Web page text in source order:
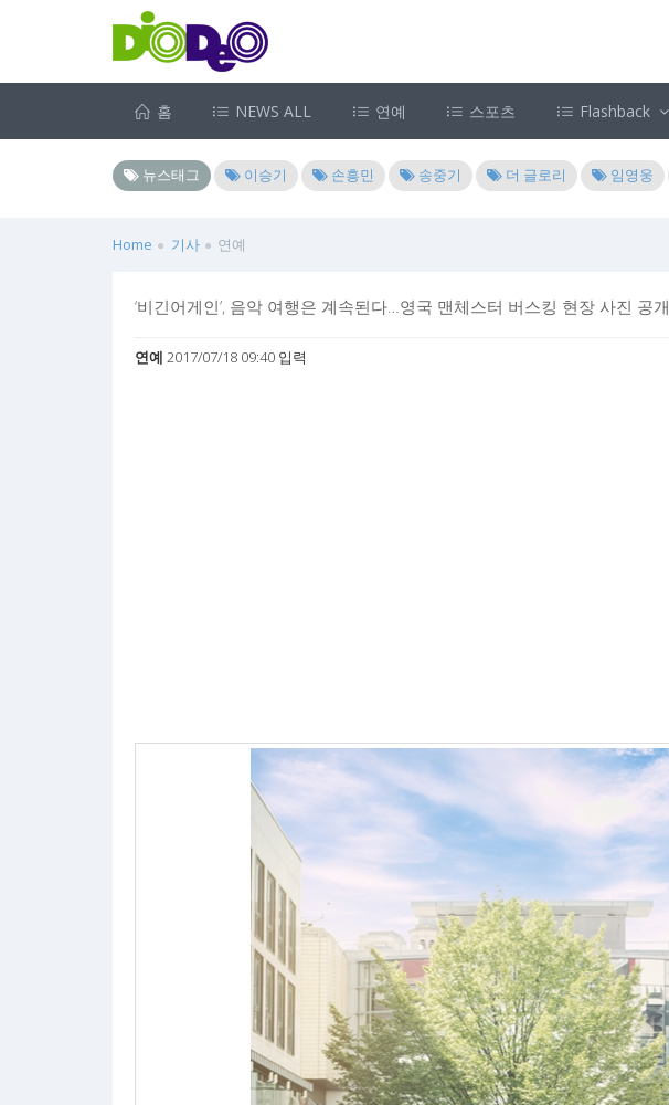
홈 NEWS ALL 연예 스포츠 Flashback
뉴스태그 이승기 손흥민 송중기 더 글로리 임영웅
Home 기사 연예
‘비긴어게인’, 음악 여행은 계속된다…영국 맨체스터 버스킹 현장 사진 공개
연예 2017/07/18 09:40 입력